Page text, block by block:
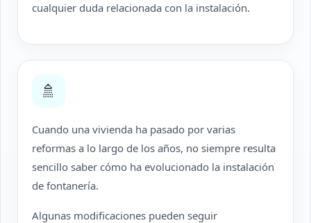
cualquier duda relacionada con la instalación.
🚿
Cuando una vivienda ha pasado por varias
reformas a lo largo de los años, no siempre resulta
sencillo saber cómo ha evolucionado la instalación
de fontanería.
Algunas modificaciones pueden seguir